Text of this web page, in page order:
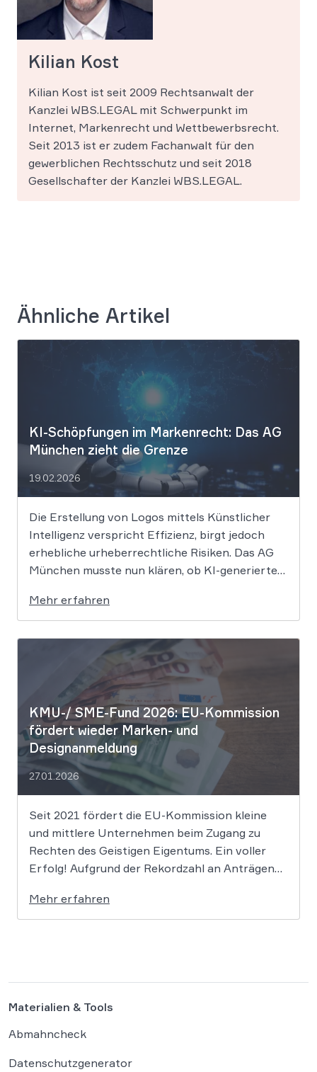
Kilian Kost
Kilian Kost ist seit 2009 Rechtsanwalt der
Kanzlei WBS.LEGAL mit Schwerpunkt im
Internet, Markenrecht und Wettbewerbsrecht.
Seit 2013 ist er zudem Fachanwalt für den
gewerblichen Rechtsschutz und seit 2018
Gesellschafter der Kanzlei WBS.LEGAL.
Ähnliche Artikel
KI-Schöpfungen im Markenrecht: Das AG
München zieht die Grenze
19.02.2026
Die Erstellung von Logos mittels Künstlicher
Intelligenz verspricht Effizienz, birgt jedoch
erhebliche urheberrechtliche Risiken. Das AG
München musste nun klären, ob KI-generierte
erreichen, um rechtlichen Schutz gegen
Nachahmung zu genießen. Die Entscheidung
verdeutlicht, dass der bloße Einsatz von
Algorithmen ohne menschliche Prägung den
Schutzraum des […]
Mehr erfahren
KMU-/ SME-Fund 2026: EU-Kommission
fördert wieder Marken- und
Designanmeldung
27.01.2026
Seit 2021 fördert die EU-Kommission kleine
und mittlere Unternehmen beim Zugang zu
Rechten des Geistigen Eigentums. Ein voller
Erfolg! Aufgrund der Rekordzahl an Anträgen
Business“ wurden die zugewiesenen Mittel in
den letzten Jahren immer rasant aufgebraucht.
Mehr erfahren
Materialien & Tools
Abmahncheck
Datenschutzgenerator